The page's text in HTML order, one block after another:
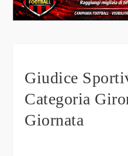
Giudice
Categoria
Giornata